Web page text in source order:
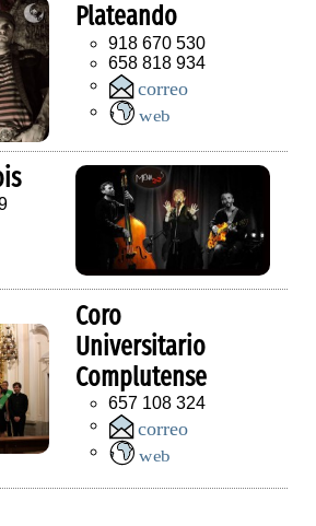
Plateando
918 670 530
658 818 934
Coro
Universitario
Complutense
657 108 324